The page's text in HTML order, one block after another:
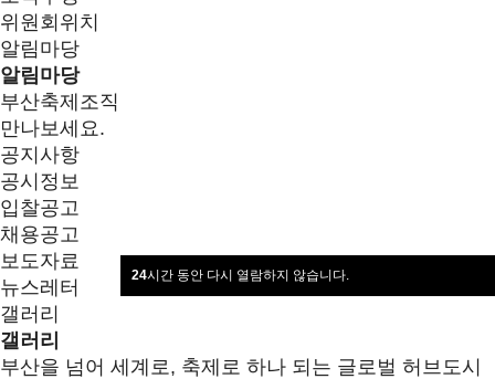
24시간 동안 다시 열람하지 않습니다.
위원회위치
알림마당
알림마당
부산축제조직위원회 최신소식을
만나보세요.
공지사항
공시정보
입찰공고
채용공고
보도자료
뉴스레터
갤러리
갤러리
부산을 넘어 세계로, 축제로 하나 되는 글로벌 허브도시